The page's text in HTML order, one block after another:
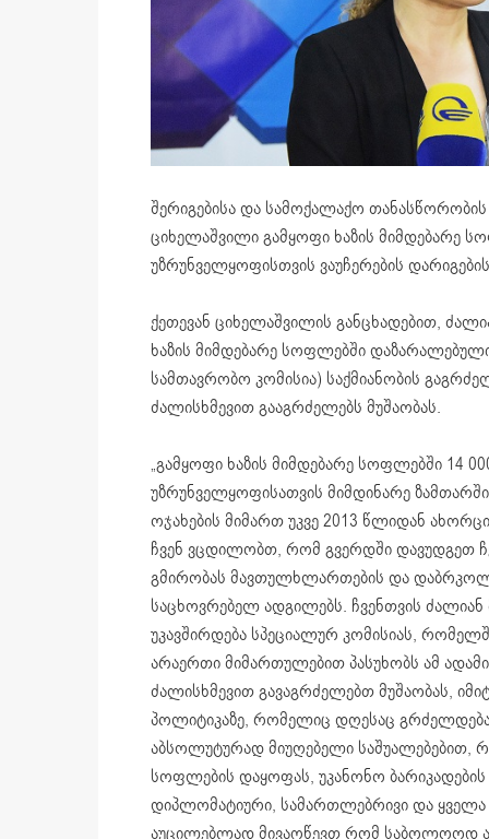
შერიგებისა და სამოქალაქო
ციხელაშვილი გამყოფი ხაზის მიმდებარე
უზრუნველყოფისთვის ვაუჩერების
ქეთევან ციხელაშვილის განცხადებით,
ხაზის მიმდებარე სოფლებში
სამთავრობო კომისია) საქმიანობის
ძალისხმევით გააგრძელებს მუშაობას.
„გამყოფი ხაზის მიმდებარე სოფლებში 14
უზრუნველყოფისათვის მიმდინარე
ოჯახების მიმართ უკვე 2013 წლიდან
ჩვენ ვცდილობთ, რომ გვერდში დავუდგეთ
გმირობას მავთულხლართების და
საცხოვრებელ ადგილებს. ჩვენთვის ძალიან
უკავშირდება სპეციალურ კომისიას,
არაერთი მიმართულებით პასუხობს ამ
ძალისხმევით გავაგრძელებთ მუშაობას,
პოლიტიკაზე, რომელიც დღესაც
აბსოლუტურად მიუღებელი საშუალებებით,
სოფლების დაყოფას, უკანონო
დიპლომატიური, სამართლებრივი და ყველა
აუცილებლად მივაღწევთ რომ საბოლოოდ